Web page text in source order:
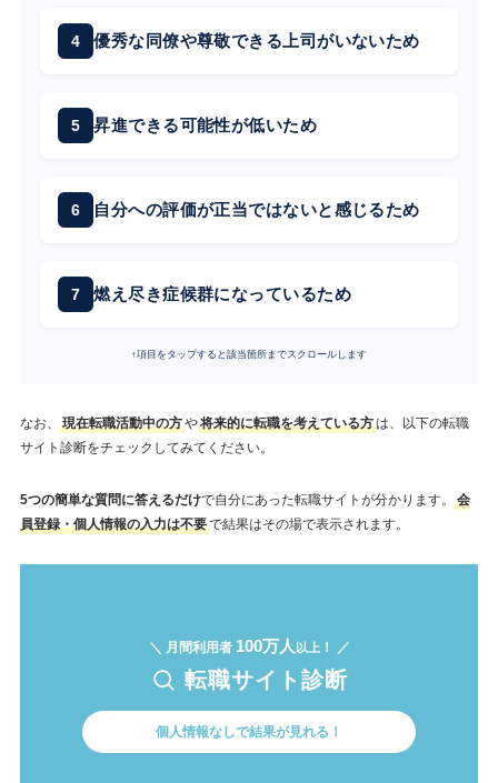
優秀な同僚や尊敬できる上司がいないため
昇進できる可能性が低いため
自分への評価が正当ではないと感じるため
燃え尽き症候群になっているため
↑項目をタップすると該当箇所までスクロールします
なお、 現在転職活動中の方や将来的に転職を考えている方は、以下の転職
サイト診断をチェックしてみてください。
5つの簡単な質問に答えるだけで自分にあった転職サイトが分かります。
会
員登録・個人情報の入力は不要で結果はその場で表示されます。
＼ 月間利用者 100万人 以上！ ／
転職サイト診断
個人情報なしで結果が見れる！